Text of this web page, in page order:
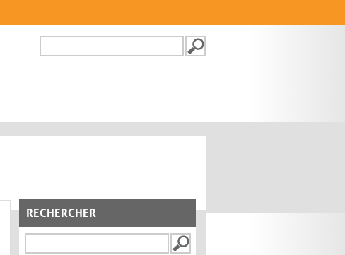
FORMULAIRE DE
RECHERCHER